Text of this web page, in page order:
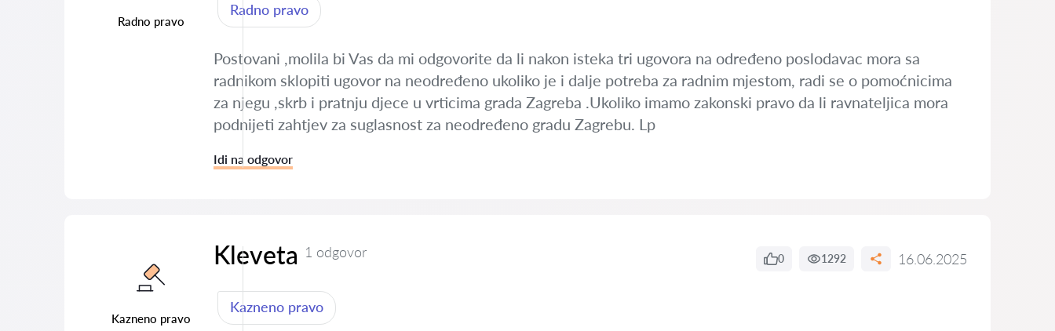
Radno pravo
Radno pravo
Postovani ,molila bi Vas da mi odgovorite da li nakon isteka tri ugovora na određeno poslodavac mora sa
radnikom sklopiti ugovor na neodređeno ukoliko je i dalje potreba za radnim mjestom, radi se o pomoćnicima
za njegu ,skrb i pratnju djece u vrticima grada Zagreba .Ukoliko imamo zakonski pravo da li ravnateljica mora
podnijeti zahtjev za suglasnost za neodređeno gradu Zagrebu. Lp
Idi na odgovor
Kazneno pravo
Kleveta 1 odgovor 0 1292 16.06.2025
Kazneno pravo